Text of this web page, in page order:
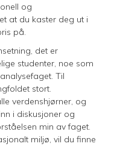
og
at du kaster deg ut i
på.
det er
studenter, noe som
Til
stort.
verdenshjørner, og
i diskusjoner og
min av faget.
miljø, vil du finne